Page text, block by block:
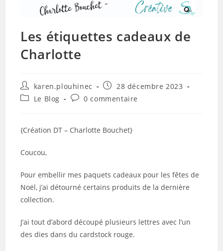
Les étiquettes cadeaux de
Charlotte
Auteur/autrice
de
la
karen.plouhinec
Publication
publiée :
28 décembre 2023
PostLe Blog
Commentaires
publication :
0 commentaire
{Création DT – Charlotte Bouchet}
Coucou,
Pour embellir mes paquets cadeaux pour les fêtes de
Noël, j’ai détourné certains produits de la dernière
collection.
J’ai tout d’abord découpé plusieurs lettres avec l’un
des dies dans du cardstock rouge.